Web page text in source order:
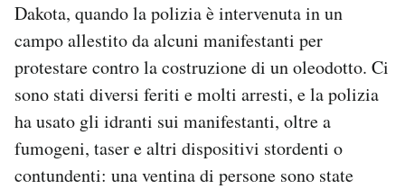
AREA PERSONALE
Area Personale
Newsletter
Notifiche mobile
Regala il Post
Dakota, quando la polizia è intervenuta in un
campo allestito da alcuni manifestanti per
protestare contro la costruzione di un oleodotto. Ci
sono stati diversi feriti e molti arresti, e la polizia
ha usato gli idranti sui manifestanti, oltre a
fumogeni, taser e altri dispositivi stordenti o
contundenti: una ventina di persone sono state